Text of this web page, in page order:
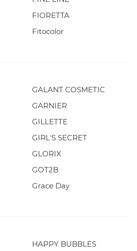
FIORETTA
Fitocolor
GALANT COSMETIC
GARNIER
GILLETTE
GIRL'S SECRET
GLORIX
GOT2B
Grace Day
HAPPY BUBBLES